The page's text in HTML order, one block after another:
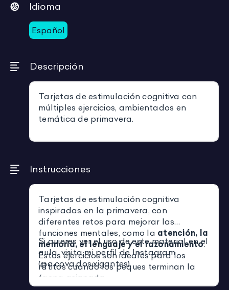
Idioma
Español
Descripción
Tarjetas de estimulación cognitiva con
múltiples ejercicios, ambientados en
temática de primavera.
Instrucciones
Tarjetas de estimulación cognitiva
inspiradas en la primavera, con
diferentes retos para mejorar las
funciones mentales, como la atención, la
memoria, el lenguaje y el razonamiento.
Estos ejercicios son ideales para los
ratitos cuando los peques terminan la
faena asignada.
Si quieres ver el uso de este material en el
aula, visita mi perfil de Instagram
(@a.cova.dos.xigantes)